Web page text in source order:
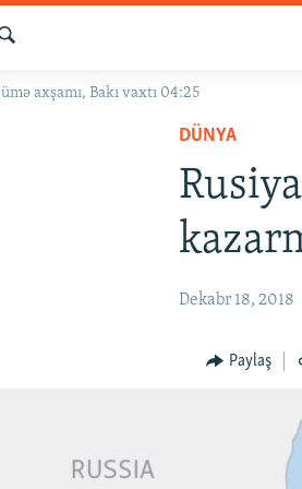
axşamı, Bakı vaxtı 04:25
DÜNYA
Dekabr 18, 2018
Paylaş